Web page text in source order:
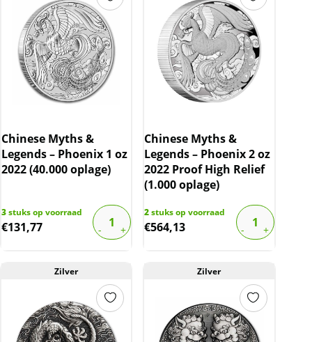
Chinese Myths &
Legends – Phoenix 1 oz
2022 (40.000 oplage)
3stuks op voorraad
€131,77
Chinese Myths &
Legends – Phoenix 2 oz
2022 Proof High Relief
(1.000 oplage)
2stuks op voorraad
€564,13
Zilver Zilver